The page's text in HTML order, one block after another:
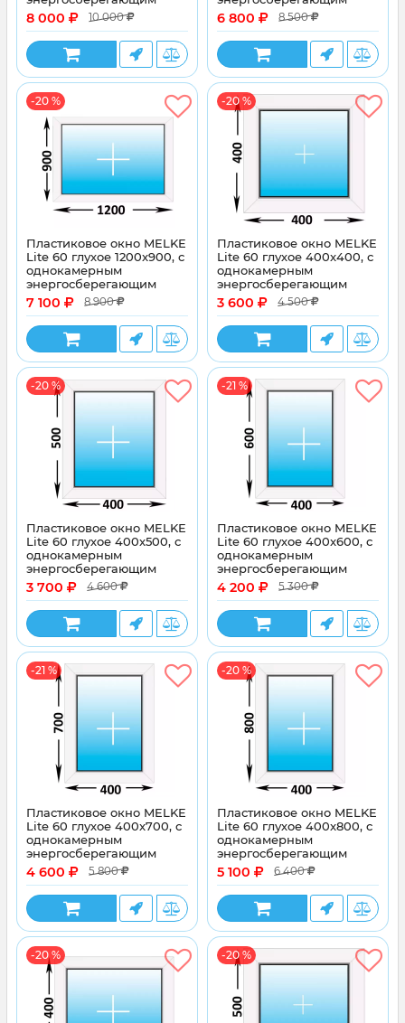
стеклопакетом
8 000 10 000
стеклопакетом
6 800 8 500
-20 %
Пластиковое окно MELKE
Lite 60 глухое 1200x900, с
однокамерным
энергосберегающим
стеклопакетом
7 100 8 900
-20 %
Пластиковое окно MELKE
Lite 60 глухое 400x400, с
однокамерным
энергосберегающим
стеклопакетом
3 600 4 500
-20 %
Пластиковое окно MELKE
Lite 60 глухое 400x500, с
однокамерным
энергосберегающим
стеклопакетом
3 700 4 600
-21 %
Пластиковое окно MELKE
Lite 60 глухое 400x600, с
однокамерным
энергосберегающим
стеклопакетом
4 200 5 300
-21 %
Пластиковое окно MELKE
Lite 60 глухое 400x700, с
однокамерным
энергосберегающим
стеклопакетом
4 600 5 800
-20 %
Пластиковое окно MELKE
Lite 60 глухое 400x800, с
однокамерным
энергосберегающим
стеклопакетом
5 100 6 400
-20 % -20 %